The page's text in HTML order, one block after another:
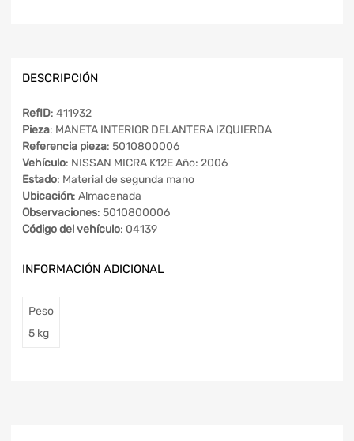
DESCRIPCIÓN
RefID: 411932
Pieza: MANETA INTERIOR DELANTERA IZQUIERDA
Referencia pieza: 5010800006
Vehículo: NISSAN MICRA K12E Año: 2006
Estado: Material de segunda mano
Ubicación: Almacenada
Observaciones: 5010800006
Código del vehículo: 04139
INFORMACIÓN ADICIONAL
Peso
5 kg